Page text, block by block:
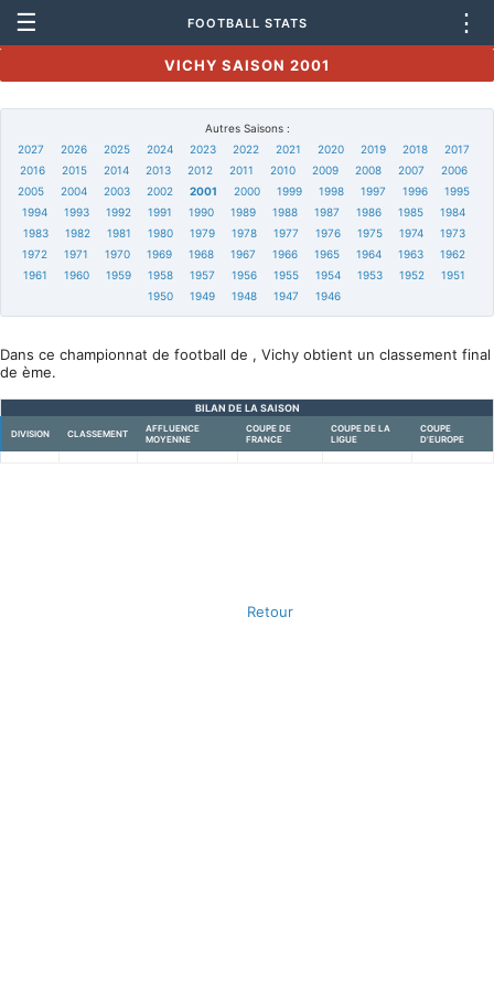
☰ FOOTBALL STATS ⋮
VICHY SAISON 2001
Autres Saisons :
2027
2026 2025 2024 2023 2022 2021 2020 2019 2018
2017
2016
2015 2014 2013 2012 2011 2010 2009 2008 2007
2006
2005
2004 2003 2002 2001 2000 1999 1998 1997 1996
1995
1994
1993 1992 1991 1990 1989 1988 1987 1986 1985
1984
1983
1982 1981 1980 1979 1978 1977 1976 1975 1974
1973
1972
1971 1970 1969 1968 1967 1966 1965 1964 1963
1962
1961
1960 1959 1958 1957 1956 1955 1954 1953 1952
1951
1950
1949 1948 1947 1946
Dans ce championnat de football de , Vichy obtient un classement final
de ème.
BILAN DE LA SAISON
DIVISION CLASSEMENT
AFFLUENCE
MOYENNE
COUPE DE
FRANCE
COUPE DE LA
LIGUE
COUPE
D'EUROPE
Retour